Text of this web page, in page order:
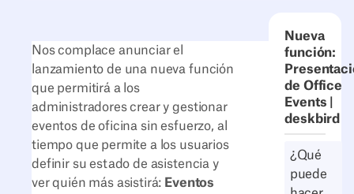
Nueva
función:
de Office
Events |
deskbird
¿Qué
puede
Nos complace anunciar el
lanzamiento de una nueva función
que permitirá a los
administradores crear y gestionar
eventos de oficina sin esfuerzo, al
tiempo que permite a los usuarios
definir su estado de asistencia y
ver quién más asistirá: Eventos